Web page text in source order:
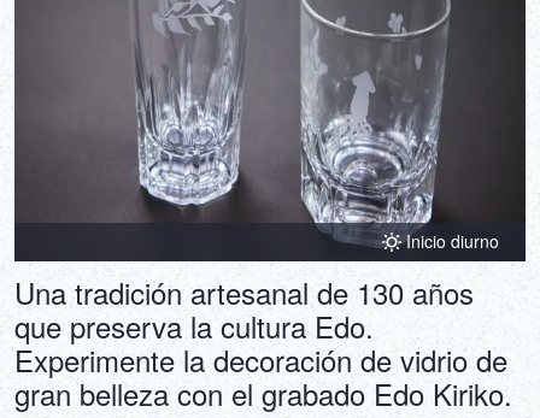
Inicio diurno
Una tradición artesanal de 130 años
que preserva la cultura Edo.
Experimente la decoración de vidrio de
gran belleza con el grabado Edo Kiriko.